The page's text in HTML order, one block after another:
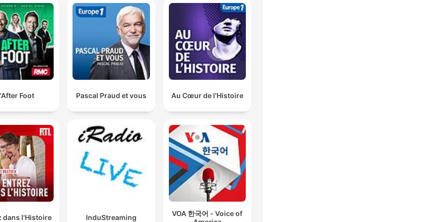
Foot Pascal Praud et vous Au Cœur de l'Histoire
dans l'Histoire InduStreaming
VOA 한국어 - Voice of